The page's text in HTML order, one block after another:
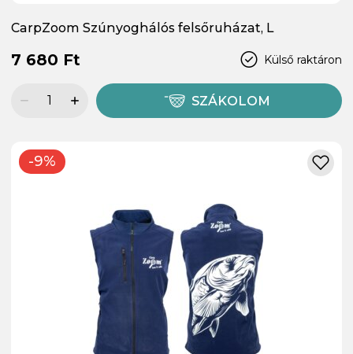
CarpZoom Szúnyoghálós felsőruházat, L
Külső raktáron
7 680 Ft
SZÁKOLOM
-9%